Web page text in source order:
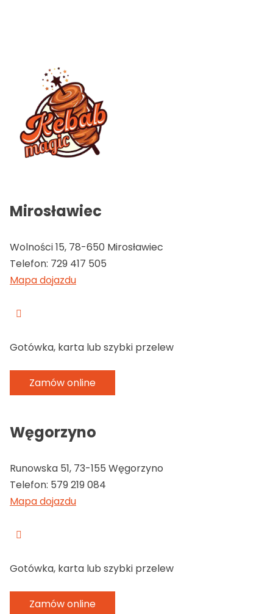
Mirosławiec
Wolności 15, 78-650 Mirosławiec
Telefon: 729 417 505
Mapa dojazdu
Gotówka, karta lub szybki przelew
Zamów online
Węgorzyno
Runowska 51, 73-155 Węgorzyno
Telefon: 579 219 084
Mapa dojazdu
Gotówka, karta lub szybki przelew
Zamów online